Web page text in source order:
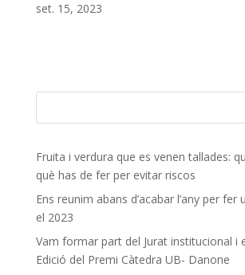
set. 15, 2023
Fruita i verdura que es venen tallades:
què has de fer per evitar riscos
Ens reunim abans d’acabar l’any per
el 2023
Vam formar part del Jurat institucional i
Edició del Premi Càtedra UB- Danone